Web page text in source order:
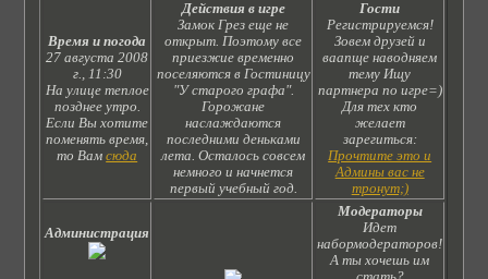
Время и погода
27 августа 2008
г., 11:30
На улице теплое
позднее утро.
Если Вы хотите
поменять время,
то Вамсюда
Действия в игре
Замок Грез еще не
открыт. Поэтому все
приезжие временно
поселяются в Гостиницу
"У старого графа".
Горожане
наслаждаются
последними деньками
лета. Осталось совсем
немного и начнется
первый учебный год.
Гости
Регистрируемся!
Зовем друзей и
ваапще наводняем
тему Ищу
партнера по игре=)
Для тех кто
желает
зарегиться:
Прочтите это и
Админы вас не
тронут;)
Администрация
Модераторы
Идет
набормодераторов!
А ты хочешь им